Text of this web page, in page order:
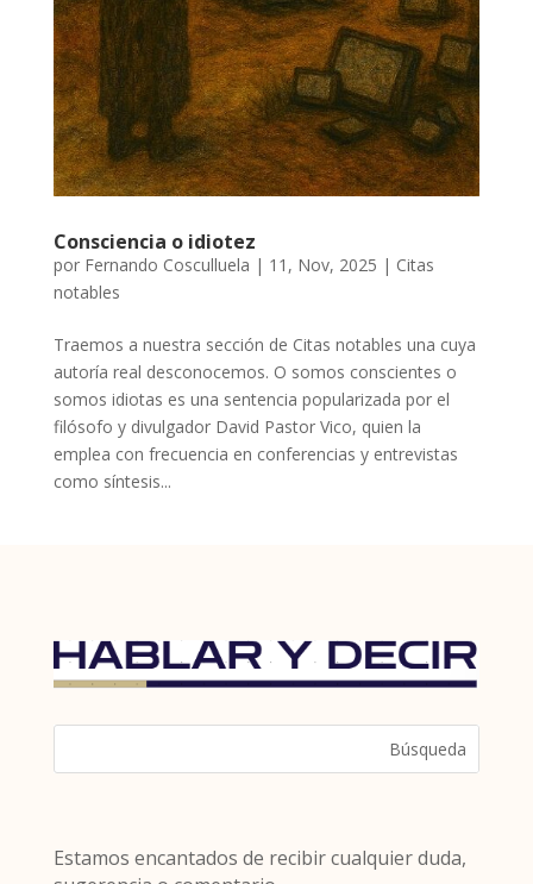
Consciencia o idiotez
por Fernando Cosculluela | 11, Nov, 2025 | Citas
notables
Traemos a nuestra sección de Citas notables una cuya
autoría real desconocemos. O somos conscientes o
somos idiotas es una sentencia popularizada por el
filósofo y divulgador David Pastor Vico, quien la
emplea con frecuencia en conferencias y entrevistas
como síntesis...
Estamos encantados de recibir cualquier duda,